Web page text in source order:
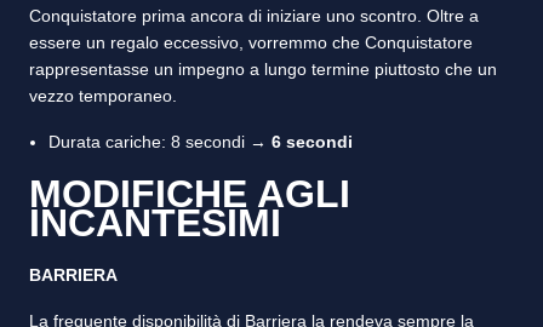
Conquistatore prima ancora di iniziare uno scontro. Oltre a
essere un regalo eccessivo, vorremmo che Conquistatore
rappresentasse un impegno a lungo termine piuttosto che un
vezzo temporaneo.
Durata cariche: 8 secondi → 6 secondi
MODIFICHE AGLI
INCANTESIMI
BARRIERA
La frequente disponibilità di Barriera la rendeva sempre la